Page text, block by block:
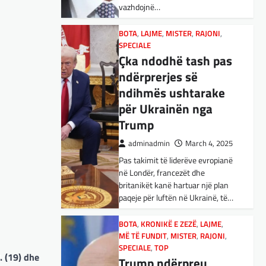
(19) dhe
vazhdojnë…
BOTA, LAJME, MISTER, RAJONI,
SPECIALE
Çka ndodhë tash pas
ndërprerjes së
ndihmës ushtarake
për Ukrainën nga
Trump
adminadmin March 4, 2025
Pas takimit të liderëve evropianë
në Londër, francezët dhe
britanikët kanë hartuar një plan
paqeje për luftën në Ukrainë, të…
BOTA, KRONIKË E ZEZË, LAJME,
MË TË FUNDIT, MISTER, RAJONI,
SPECIALE,TOP
Nga Preç Zogaj Me rikthimin e
Presidenti Tramp po e trondit
status-quonë ndërkombëtare të
miqësive,…
FUN,KULTURË ,LAJME,MISTER,
OPINIONE,SPECIALE
Kuvendi i Lezhës dhe
konteksti aktual
gjeopolitik i
shqiptarëve
adminadmin March 3, 2025
Kuvendi i Lezhës i vitit 1444
është një ngjarje historike që
edhe sot prodhon mesazhe
rëndësishme për kombin
shqiptar. Ky…